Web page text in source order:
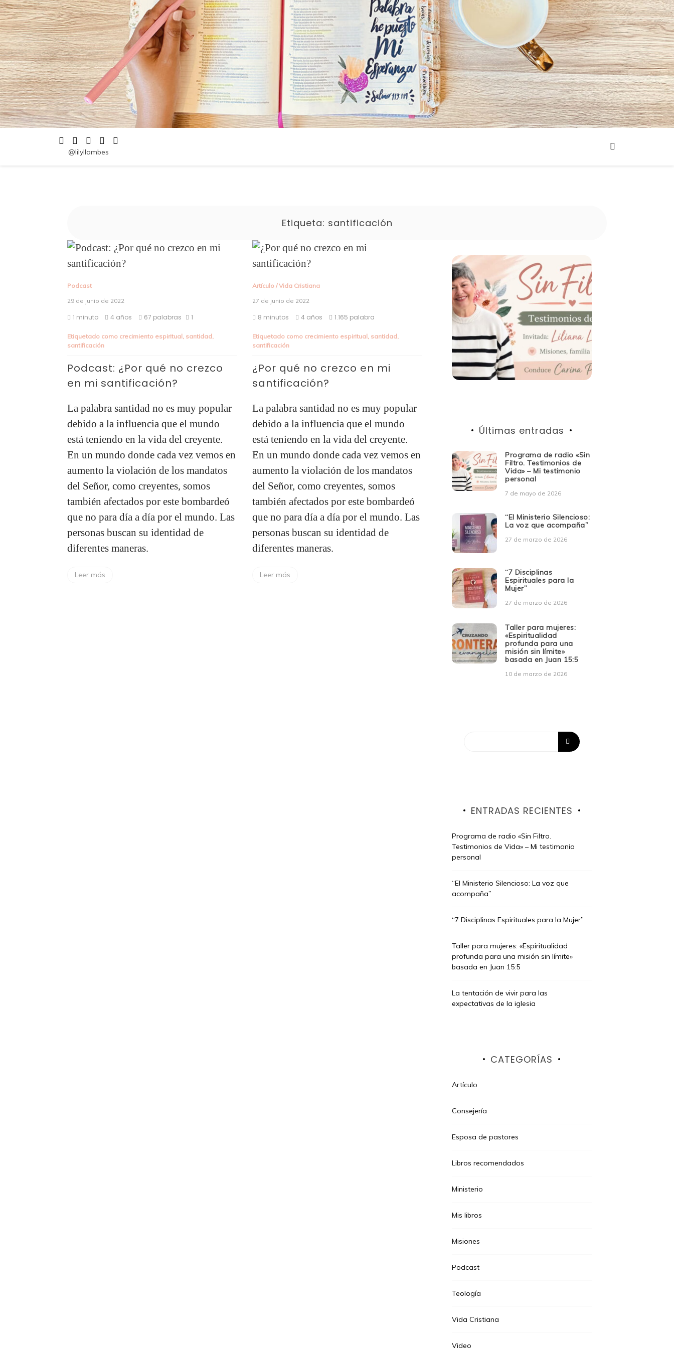
@lilyllambes
Etiqueta: santificación
Podcast
29 de junio de 2022
1 minuto 4 años 67 palabras 1
Etiquetado como crecimiento espiritual, santidad,
santificación
Podcast: ¿Por qué no crezco
en mi santificación?
La palabra santidad no es muy popular
debido a la influencia que el mundo
está teniendo en la vida del creyente.
En un mundo donde cada vez vemos en
aumento la violación de los mandatos
del Señor, como creyentes, somos
también afectados por este bombardeó
que no para día a día por el mundo. Las
personas buscan su identidad de
diferentes maneras.
Leer más
Artículo/Vida Cristiana
27 de junio de 2022
8 minutos 4 años 1.165 palabra
Etiquetado como crecimiento espiritual, santidad,
santificación
¿Por qué no crezco en mi
santificación?
La palabra santidad no es muy popular
debido a la influencia que el mundo
está teniendo en la vida del creyente.
En un mundo donde cada vez vemos en
aumento la violación de los mandatos
del Señor, como creyentes, somos
también afectados por este bombardeó
que no para día a día por el mundo. Las
personas buscan su identidad de
diferentes maneras.
Leer más
Últimas entradas
Programa de radio «Sin
Filtro. Testimonios de
Vida» – Mi testimonio
personal
7 de mayo de 2026
“El Ministerio Silencioso:
La voz que acompaña”
27 de marzo de 2026
“7 Disciplinas
Espirituales para la
Mujer”
27 de marzo de 2026
Taller para mujeres:
«Espiritualidad
profunda para una
misión sin límite»
basada en Juan 15:5
10 de marzo de 2026
ENTRADAS RECIENTES
Programa de radio «Sin Filtro.
Testimonios de Vida» – Mi testimonio
personal
“El Ministerio Silencioso: La voz que
acompaña”
“7 Disciplinas Espirituales para la Mujer”
Taller para mujeres: «Espiritualidad
profunda para una misión sin límite»
basada en Juan 15:5
La tentación de vivir para las
expectativas de la iglesia
CATEGORÍAS
Artículo
Consejería
Esposa de pastores
Libros recomendados
Ministerio
Mis libros
Misiones
Podcast
Teología
Vida Cristiana
Video